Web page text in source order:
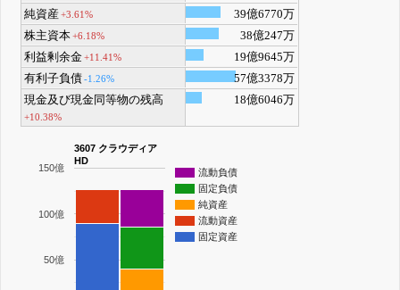
純資産+3.61%
39億6770万
株主資本+6.18%
38億247万
利益剰余金+11.41%
19億9645万
有利子負債-1.26%
57億3378万
現金及び現金同等物の残高
+10.38%
18億6046万
3607 クラウディア
HD
流動負債
固定負債
純資産
流動資産
固定資産
50億
100億
150億